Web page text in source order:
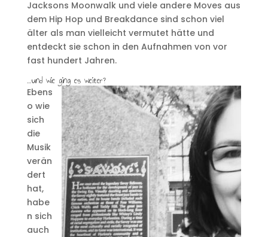
Jacksons Moonwalk und viele andere Moves aus
dem Hip Hop und Breakdance sind schon viel
älter als man vielleicht vermutet hätte und
entdeckt sie schon in den Aufnahmen von vor
fast hundert Jahren.
…und wie ging es weiter?
Ebens
o wie
sich
die
Musik
verän
dert
hat,
habe
n sich
auch